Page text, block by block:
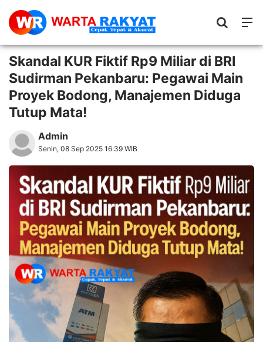
Skandal KUR Fiktif Rp9 Miliar di BRI
Sudirman Pekanbaru: Pegawai Main
Proyek Bodong, Manajemen Diduga
Tutup Mata!
Admin
Senin, 08 Sep 2025 16:39 WIB